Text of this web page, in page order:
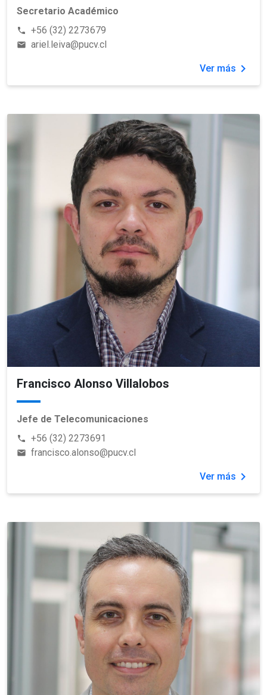
Secretario Académico
phone +56 (32) 2273679
email ariel.leiva@pucv.cl
Ver más chevron_right
Francisco Alonso Villalobos
Jefe de Telecomunicaciones
phone +56 (32) 2273691
email francisco.alonso@pucv.cl
Ver más chevron_right